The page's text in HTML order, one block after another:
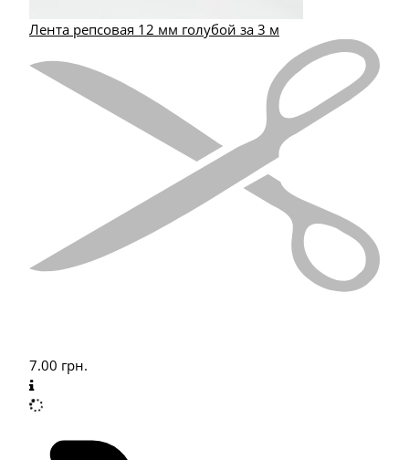
Лента репсовая 12 мм голубой за 3 м
7.00 грн.